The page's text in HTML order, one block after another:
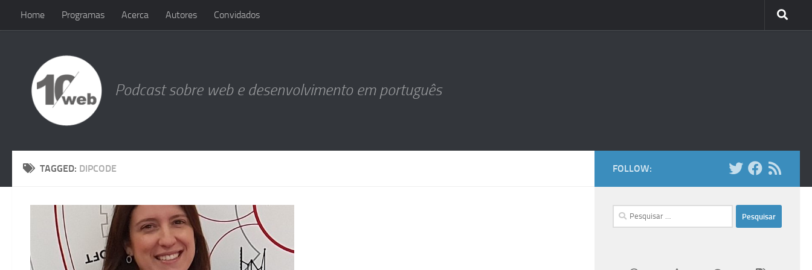
Skip to content
Home Programas Acerca Autores Convidados
Podcast sobre web e desenvolvimento em português
TAGGED: DIPCODE FOLLOW:
Pesquisar
por: